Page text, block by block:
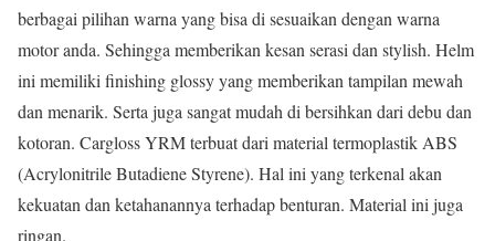
berbagai pilihan warna yang bisa di sesuaikan dengan warna
motor anda. Sehingga memberikan kesan serasi dan stylish. Helm
ini memiliki finishing glossy yang memberikan tampilan mewah
dan menarik. Serta juga sangat mudah di bersihkan dari debu dan
kotoran. Cargloss YRM terbuat dari material termoplastik ABS
(Acrylonitrile Butadiene Styrene). Hal ini yang terkenal akan
kekuatan dan ketahanannya terhadap benturan. Material ini juga
ringan.